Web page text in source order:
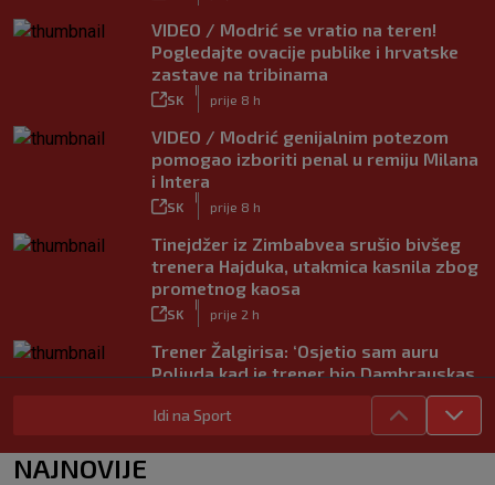
VIDEO / Modrić se vratio na teren!
Pogledajte ovacije publike i hrvatske
zastave na tribinama
SK prije 8 h
VIDEO / Modrić genijalnim potezom
pomogao izboriti penal u remiju Milana
i Intera
SK prije 8 h
Tinejdžer iz Zimbabvea srušio bivšeg
trenera Hajduka, utakmica kasnila zbog
prometnog kaosa
SK prije 2 h
Trener Žalgirisa: ‘Osjetio sam auru
Poljuda kad je trener bio Dambrauskas.
Hajduk danas igra nestabilno’
SK
|
prije 4 h
Vatreni u Cityju sve bolji: ‘Kovačić
Idi na Sport
NAJNOVIJE